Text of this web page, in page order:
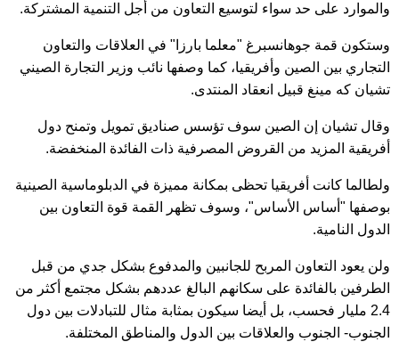
والموارد على حد سواء لتوسيع التعاون من أجل التنمية المشتركة.
وستكون قمة جوهانسبرغ "معلما بارزا" في العلاقات والتعاون
التجاري بين الصين وأفريقيا، كما وصفها نائب وزير التجارة الصيني
تشيان كه مينغ قبيل انعقاد المنتدى.
وقال تشيان إن الصين سوف تؤسس صناديق تمويل وتمنح دول
أفريقية المزيد من القروض المصرفية ذات الفائدة المنخفضة.
ولطالما كانت أفريقيا تحظى بمكانة مميزة في الدبلوماسية الصينية
بوصفها "أساس الأساس"، وسوف تظهر القمة قوة التعاون بين
الدول النامية.
ولن يعود التعاون المربح للجانبين والمدفوع بشكل جدي من قبل
الطرفين بالفائدة على سكانهم البالغ عددهم بشكل مجتمع أكثر من
2.4 مليار فحسب، بل أيضا سيكون بمثابة مثال للتبادلات بين دول
الجنوب- الجنوب والعلاقات بين الدول والمناطق المختلفة.